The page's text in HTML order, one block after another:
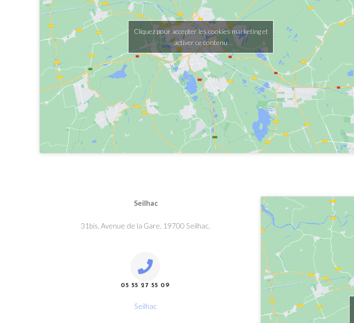
Cliquez pour accepter les cookies marketing et
activer ce contenu
Seilhac
31bis, Avenue de la Gare. 19700 Seilhac.
05 55 27 55 09
Seilhac